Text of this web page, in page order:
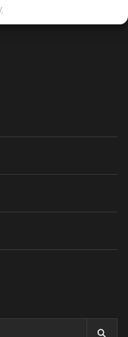
την υγεία και την